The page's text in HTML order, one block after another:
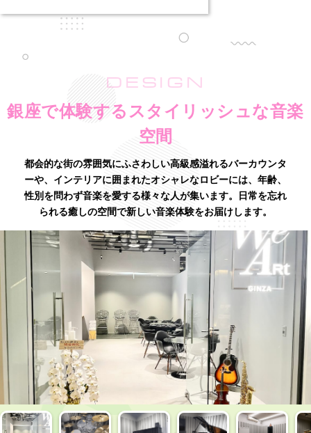
DESIGN
銀座で体験するスタイリッシュな音楽
空間
都会的な街の雰囲気にふさわしい高級感溢れるバーカウンタ
ーや、インテリアに囲まれたオシャレなロビーには、 年齢、
性別を問わず音楽を愛する様々な人が集います。日常を忘れ
られる癒しの空間で新しい音楽体験をお届けします。